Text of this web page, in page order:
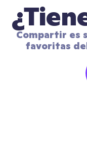
Compartir es
favoritas